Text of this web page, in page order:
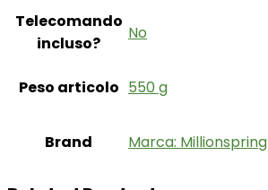
Telecomando
incluso?
‎No
Peso articolo ‎550 g
Brand Marca: Millionspring